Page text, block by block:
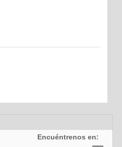
Encuéntrenos en: